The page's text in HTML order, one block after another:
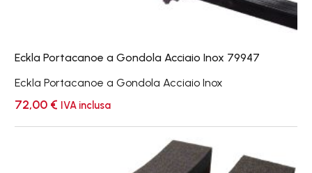
Eckla Portacanoe a Gondola Acciaio Inox 79947
Eckla Portacanoe a Gondola Acciaio Inox
72,00 € IVA inclusa
Coppia
KS